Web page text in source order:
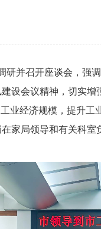
并召开座谈会，强
设会议精神，切实
业经济规模，提升
家局领导和有关科室